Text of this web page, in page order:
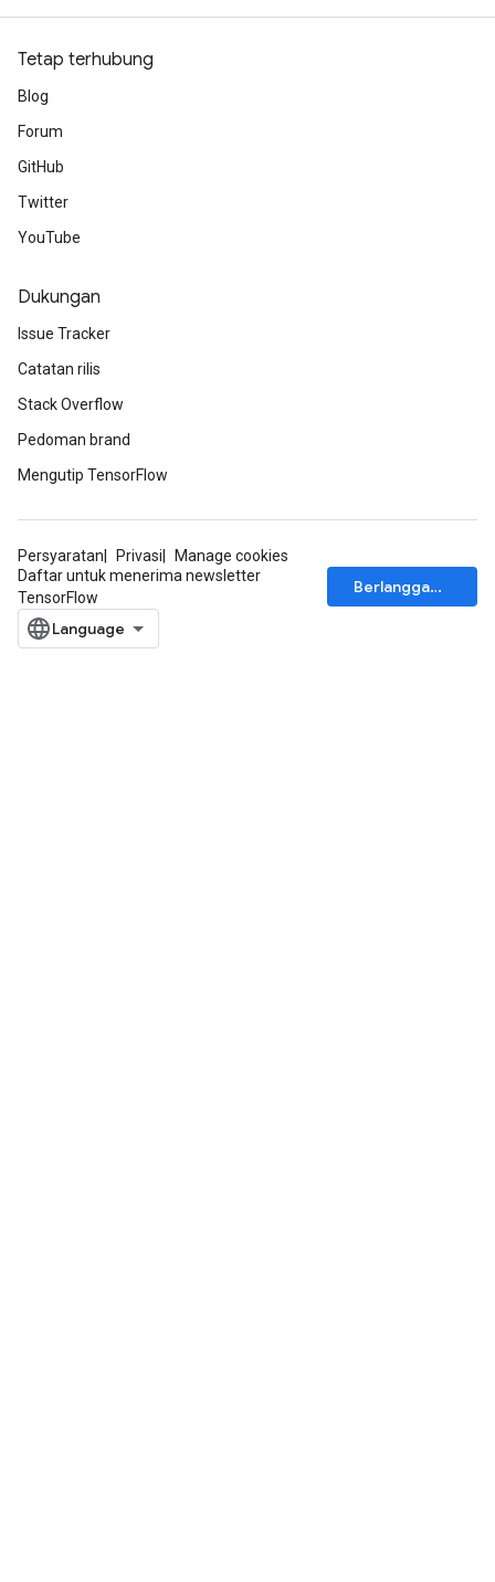
Tetap terhubung
Blog
Forum
GitHub
Twitter
YouTube
Dukungan
Issue Tracker
Catatan rilis
Stack Overflow
Pedoman brand
Mengutip TensorFlow
Persyaratan Privasi
Manage cookies
Daftar untuk menerima newsletter
TensorFlow
Berlangganan